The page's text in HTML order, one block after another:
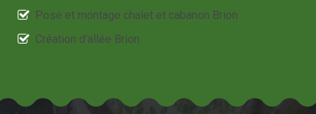
Pose et montage chalet et cabanon Brion
Création d'allée Brion